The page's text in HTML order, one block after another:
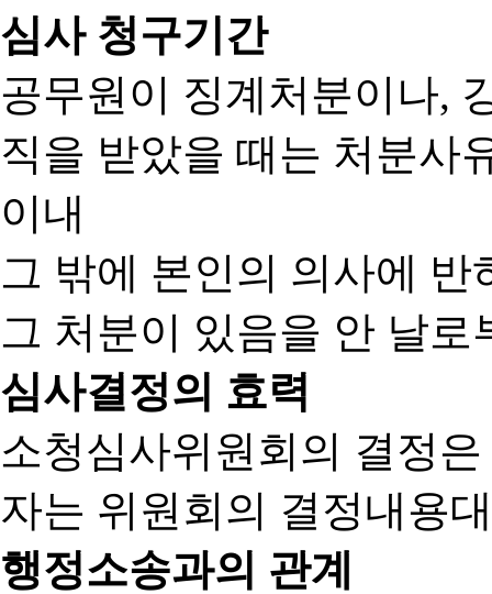
심사 청구기간
공무원이 징계처분이나,
직을 받았을 때는 처분사
이내
그 밖에 본인의 의사에
그 처분이 있음을 안 날로
심사결정의 효력
소청심사위원회의 결정
자는 위원회의 결정내용
행정소송과의 관계